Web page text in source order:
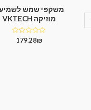
משקפי שמש
מוזיקה VKTECH
דורג179.28₪